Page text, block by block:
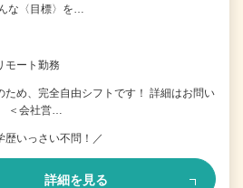
な〈目標〉を…
ート勤務
ため、完全自由シフトです！ 詳細はお問い
＜会社営…
歴いっさい不問！／
詳細を見る